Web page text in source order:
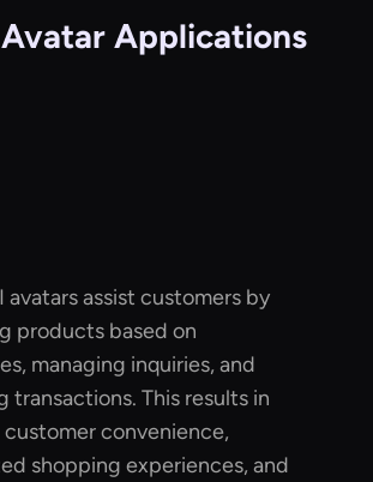
Applications
avatars assist customers by
products based on
managing inquiries, and
transactions. This results in
convenience,
shopping experiences, and